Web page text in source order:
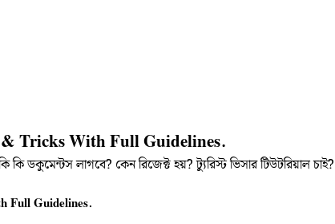
& Tricks With Full Guidelines.
ডকুমেন্টস লাগবে? কেন রিজেক্ট হয়? ট্যুরিস্ট ভিসার টিউটরিয়াল
Full Guidelines.